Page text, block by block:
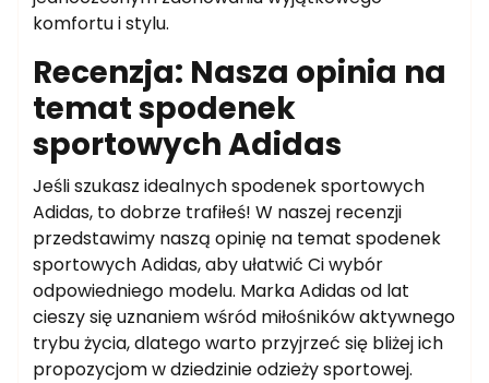
komfortu i stylu.
Recenzja: Nasza opinia na
temat spodenek
sportowych Adidas
Jeśli szukasz idealnych spodenek sportowych
Adidas, to dobrze trafiłeś! W naszej recenzji
przedstawimy naszą opinię na temat spodenek
sportowych Adidas, aby ułatwić Ci wybór
odpowiedniego modelu. Marka Adidas od lat
cieszy się uznaniem wśród miłośników aktywnego
trybu życia, dlatego warto przyjrzeć się bliżej ich
propozycjom w dziedzinie odzieży sportowej.